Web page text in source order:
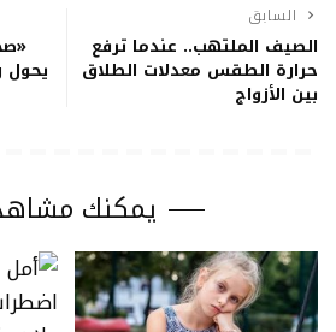
السابق
الصيف الملتهب.. عندما ترفع
حرارة الطقس معدلات الطلاق
بين الأزواج
يحول
يمكنك